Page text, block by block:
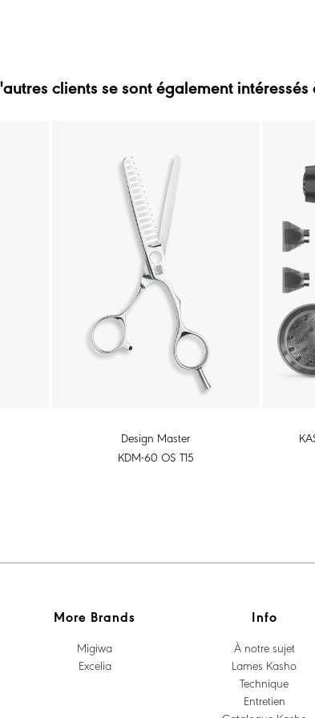
clients se sont également intéressés
Design Master
KDM-60 OS T15
More Brands Info
Migiwa
Excelia
À notre sujet
Lames Kasho
Technique
Entretien